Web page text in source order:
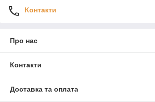
Контакти
Про нас
Контакти
Доставка та оплата